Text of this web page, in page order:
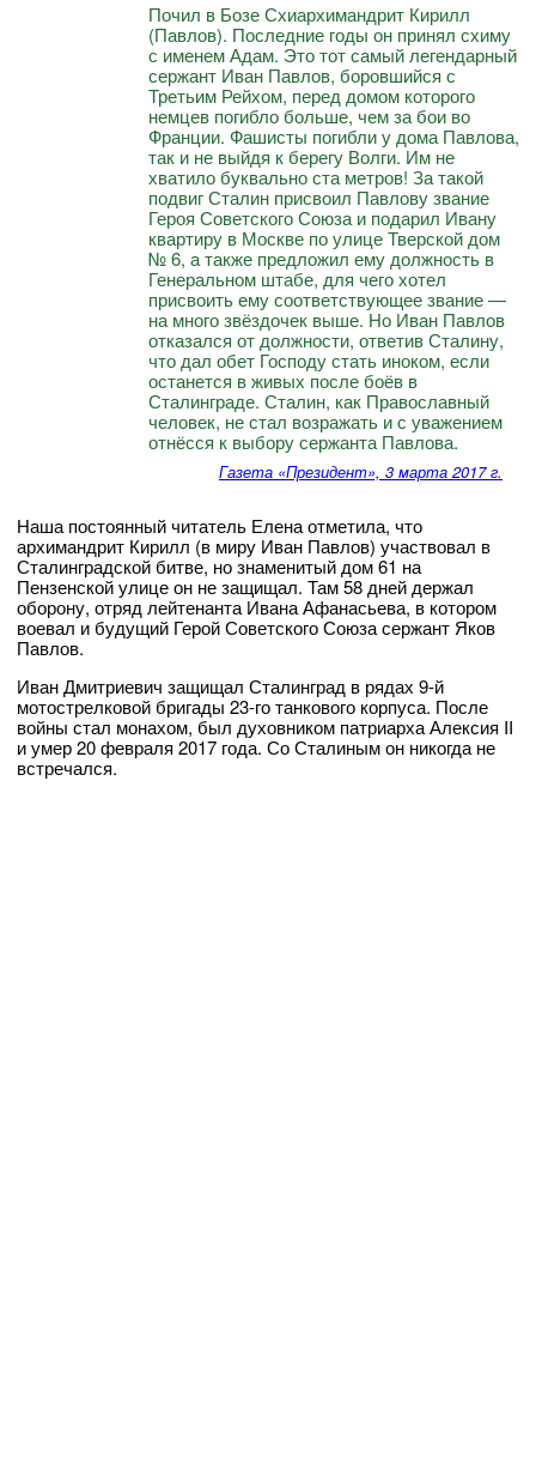
Почил в Бозе Схиархимандрит Кирилл
(Павлов). Последние годы он принял схиму
с именем Адам. Это тот самый легендарный
сержант Иван Павлов, боровшийся с
Третьим Рейхом, перед домом которого
немцев погибло больше, чем за бои во
Франции. Фашисты погибли у дома Павлова,
так и не выйдя к берегу Волги. Им не
хватило буквально ста метров! За такой
подвиг Сталин присвоил Павлову звание
Героя Советского Союза и подарил Ивану
квартиру в Москве по улице Тверской дом
№ 6, а также предложил ему должность в
Генеральном штабе, для чего хотел
присвоить ему соответствующее звание —
на много звёздочек выше. Но Иван Павлов
отказался от должности, ответив Сталину,
что дал обет Господу стать иноком, если
останется в живых после боёв в
Сталинграде. Сталин, как Православный
человек, не стал возражать и с уважением
отнёсся к выбору сержанта Павлова.
Газета «Президент», 3 марта 2017 г.
Наша постоянный читатель Елена отметила, что
архимандрит Кирилл (в миру Иван Павлов) участвовал в
Сталинградской битве, но знаменитый дом 61 на
Пензенской улице он не защищал. Там 58 дней держал
оборону, отряд лейтенанта Ивана Афанасьева, в котором
воевал и будущий Герой Советского Союза сержант Яков
Павлов.
Иван Дмитриевич защищал Сталинград в рядах 9-й
мотострелковой бригады 23-го танкового корпуса. После
войны стал монахом, был духовником патриарха Алексия II
и умер 20 февраля 2017 года. Со Сталиным он никогда не
встречался.